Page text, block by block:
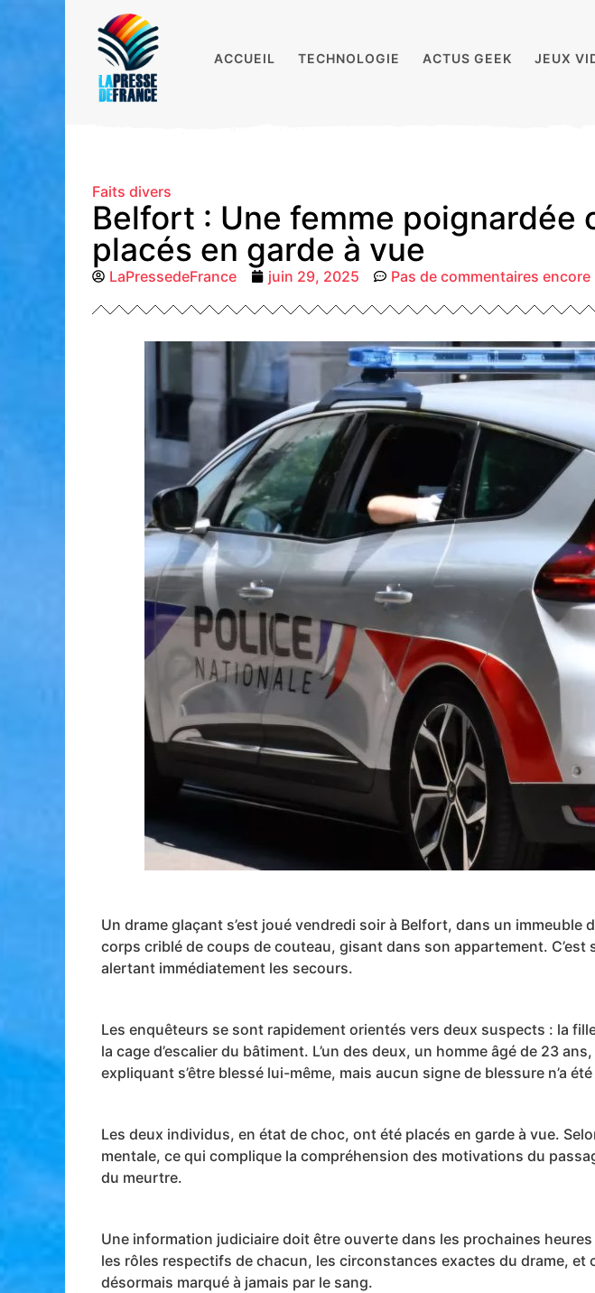
ACCUEIL TECHNOLOGIE ACTUS GEEK JEUX
Faits divers
Belfort : Une femme
placés en garde à vue
LaPressedeFrance juin 29, 2025 Pas de commentaires encore
Un drame glaçant s’est joué vendredi soir à Belfort, dans un
corps criblé de coups de couteau, gisant dans son appartement.
alertant immédiatement les secours.
Les enquêteurs se sont rapidement orientés vers deux suspects : la
la cage d’escalier du bâtiment. L’un des deux, un homme âgé de 23
expliquant s’être blessé lui-même, mais aucun signe de blessure n’a
Les deux individus, en état de choc, ont été placés en garde à vue.
mentale, ce qui complique la compréhension des motivations du
du meurtre.
Une information judiciaire doit être ouverte dans les prochaines
les rôles respectifs de chacun, les circonstances exactes du drame,
désormais marqué à jamais par le sang.